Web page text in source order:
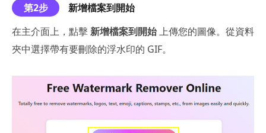
第2步
新增檔案到開始
在主介面上，點擊新增檔案到開始上傳您的圖像。從資料
夾中選擇帶有要刪除的浮水印的 GIF。